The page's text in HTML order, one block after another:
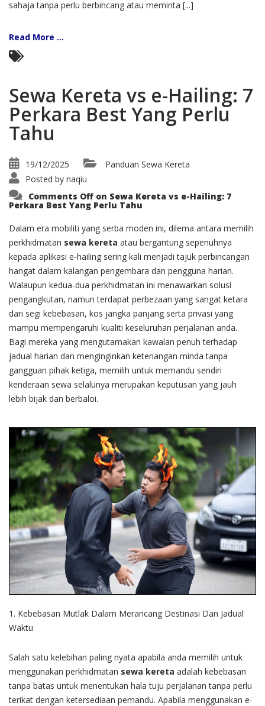
sahaja tanpa perlu berbincang atau meminta [...]
Read More ...
Sewa Kereta vs e-Hailing: 7
Perkara Best Yang Perlu
Tahu
19/12/2025
Panduan Sewa Kereta
Posted by naqiu
Comments Off on Sewa Kereta vs e-Hailing: 7
Perkara Best Yang Perlu Tahu
Dalam era mobiliti yang serba moden ini, dilema antara memilih
perkhidmatan sewa kereta atau bergantung sepenuhnya
kepada aplikasi e-hailing sering kali menjadi tajuk perbincangan
hangat dalam kalangan pengembara dan pengguna harian.
Walaupun kedua-dua perkhidmatan ini menawarkan solusi
pengangkutan, namun terdapat perbezaan yang sangat ketara
dari segi kebebasan, kos jangka panjang serta privasi yang
mampu mempengaruhi kualiti keseluruhan perjalanan anda.
Bagi mereka yang mengutamakan kawalan penuh terhadap
jadual harian dan menginginkan ketenangan minda tanpa
gangguan pihak ketiga, memilih untuk memandu sendiri
kenderaan sewa selalunya merupakan keputusan yang jauh
lebih bijak dan berbaloi.
1. Kebebasan Mutlak Dalam Merancang Destinasi Dan Jadual
Waktu
Salah satu kelebihan paling nyata apabila anda memilih untuk
menggunakan perkhidmatan sewa kereta adalah kebebasan
tanpa batas untuk menentukan hala tuju perjalanan tanpa perlu
terikat dengan ketersediaan pemandu. Apabila menggunakan e-